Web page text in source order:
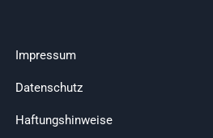
Impressum
Datenschutz
Haftungshinweise